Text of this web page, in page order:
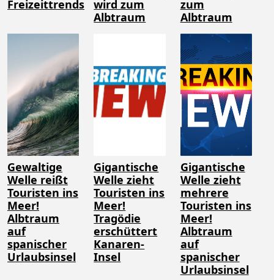
Freizeittrends
wird zum
Albtraum
zum
Albtraum
Gewaltige
Welle reißt
Touristen ins
Meer!
Albtraum
auf
spanischer
Urlaubsinsel
Gigantische
Welle zieht
Touristen ins
Meer!
Tragödie
erschüttert
Kanaren-
Insel
Gigantische
Welle zieht
mehrere
Touristen ins
Meer!
Albtraum
auf
spanischer
Urlaubsinsel